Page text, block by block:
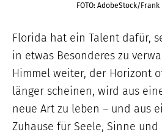
FOTO: AdobeStock/
Florida hat ein Talent dafür,
in etwas Besonderes zu
Himmel weiter, der Horizont
länger scheinen, wird aus
neue Art zu leben – und aus
Zuhause für Seele, Sinne und